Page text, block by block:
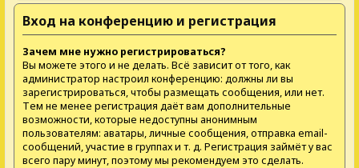
Вход на конференцию и регистрация
Зачем мне нужно регистрироваться?
Вы можете этого и не делать. Всё зависит от того, как
администратор настроил конференцию: должны ли вы
зарегистрироваться, чтобы размещать сообщения, или нет.
Тем не менее регистрация даёт вам дополнительные
возможности, которые недоступны анонимным
пользователям: аватары, личные сообщения, отправка email-
сообщений, участие в группах и т. д. Регистрация займёт у вас
всего пару минут, поэтому мы рекомендуем это сделать.